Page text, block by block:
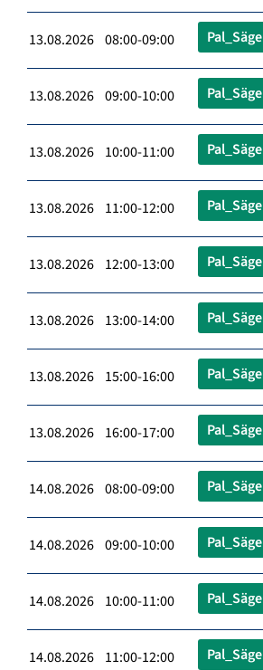
13.08.2026 08:00-09:00 Pal_Säge
13.08.2026 09:00-10:00 Pal_Säge
13.08.2026 10:00-11:00 Pal_Säge
13.08.2026 11:00-12:00 Pal_Säge
13.08.2026 12:00-13:00 Pal_Säge
13.08.2026 13:00-14:00 Pal_Säge
13.08.2026 15:00-16:00 Pal_Säge
13.08.2026 16:00-17:00 Pal_Säge
14.08.2026 08:00-09:00 Pal_Säge
14.08.2026 09:00-10:00 Pal_Säge
14.08.2026 10:00-11:00 Pal_Säge
14.08.2026 11:00-12:00 Pal_Säge